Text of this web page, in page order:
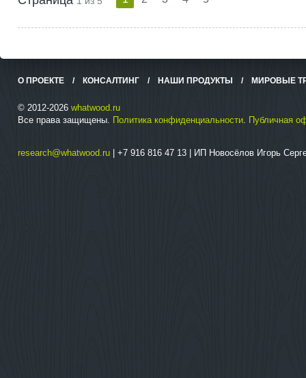
О ПРОЕКТЕ / КОНСАЛТИНГ / НАШИ ПРОДУКТЫ / МИРОВЫЕ
© 2012-2026 whatwood.ru
Все права защищены. Политика конфиденциальности. Публичная
research@whatwood.ru | +7 916 816 47 13 | ИП Новосёлов Игорь